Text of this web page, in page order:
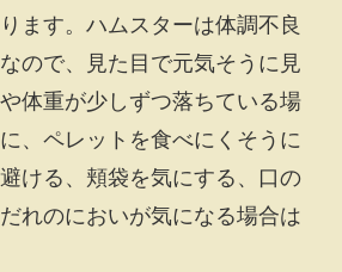
ます。ハムスターは体調不良
ので、見た目で元気そうに見
体重が少しずつ落ちている場
、ペレットを食べにくそうに
ける、頬袋を気にする、口の
れのにおいが気になる場合は